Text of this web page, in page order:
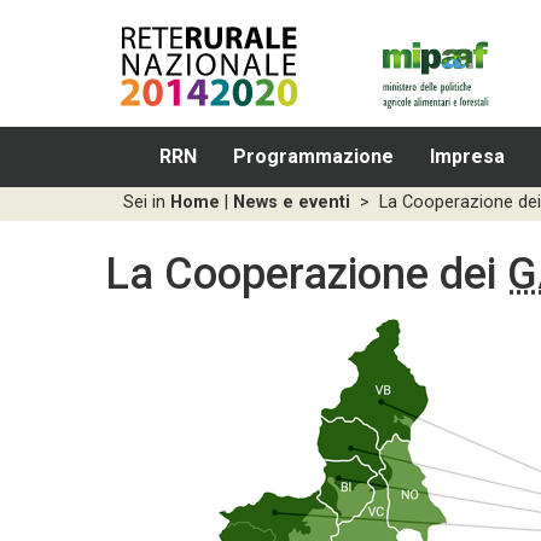
RRN Programmazione Impresa
Sei in Home News e eventi > La Cooperazione
La Cooperazione dei